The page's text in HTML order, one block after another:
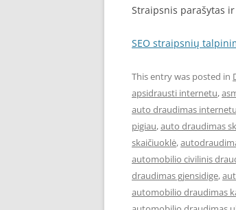
Straipsnis parašytas
SEO straipsnių
This entry was posted in
apsidrausti internetu,
auto draudimas internetu
pigiau,auto draudimas
skaičiuoklė,
automobilio civilinis
draudimas gjensidige,
automobilio draudimas